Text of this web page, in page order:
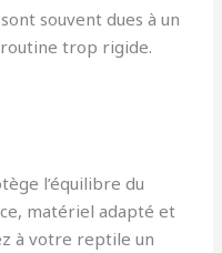
souvent dues à un
routine trop rigide.
l’équilibre du
matériel adapté et
à votre reptile un